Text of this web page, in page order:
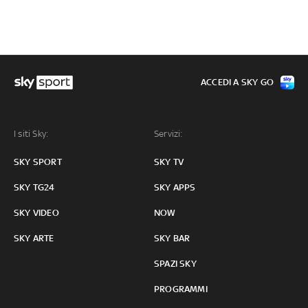
I siti Sky:
SKY SPORT
SKY TG24
SKY VIDEO
SKY ARTE
Servizi:
SKY TV
SKY APPS
NOW
SKY BAR
SPAZI SKY
PROGRAMMI
ACCEDI A SKY GO